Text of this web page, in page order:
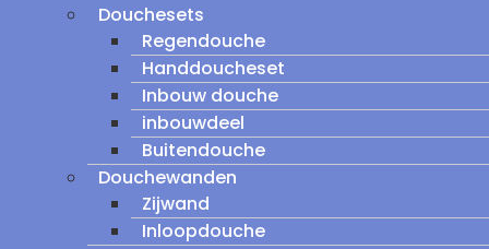
Douchesets
Regendouche
Handdoucheset
Inbouw douche
inbouwdeel
Buitendouche
Douchewanden
Zijwand
Inloopdouche